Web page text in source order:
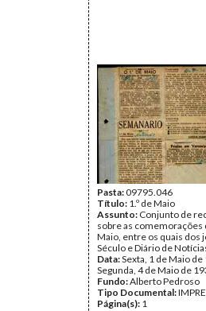
Pasta:09795.046
Título: 1.º de Maio
Assunto: Conjunto de
sobre as comemorações
Maio, entre os quais dos
Século e Diário de
Data:Sexta, 1 de Maio de
Segunda, 4 de Maio de
Fundo:Alberto Pedroso
Tipo Documental:
Página(s): 1